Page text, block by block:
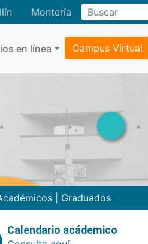
Montería
en línea Campus Virtual
| Graduados
Calendario acádemico